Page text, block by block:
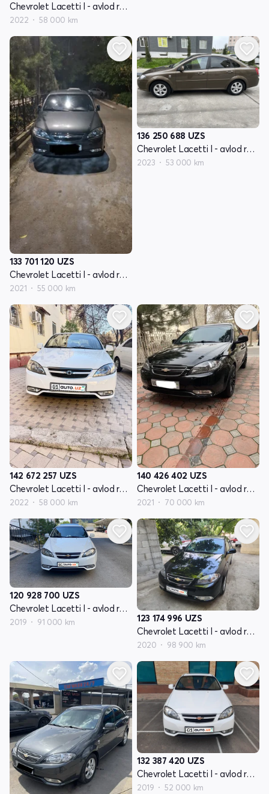
Chevrolet Lacetti I - avlod restayling
2022 58 000 km
133 701 120 UZS
Chevrolet Lacetti I - avlod restayling
2021 55 000 km
136 250 688 UZS
Chevrolet Lacetti I - avlod restayling
2023 53 000 km
142 672 257 UZS
Chevrolet Lacetti I - avlod restayling
2022 58 000 km
140 426 402 UZS
Chevrolet Lacetti I - avlod restayling
2021 70 000 km
120 928 700 UZS
Chevrolet Lacetti I - avlod restayling
2019 91 000 km 123 174 996 UZS
Chevrolet Lacetti I - avlod restayling
2020 98 900 km
132 387 420 UZS
Chevrolet Lacetti I - avlod restayling
2019 52 000 km